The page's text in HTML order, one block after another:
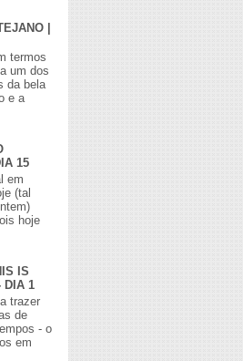
|
termos
um dos
da bela
e a
15
em
(tal
hoje
IS
DIA 1
trazer
de
- o
em